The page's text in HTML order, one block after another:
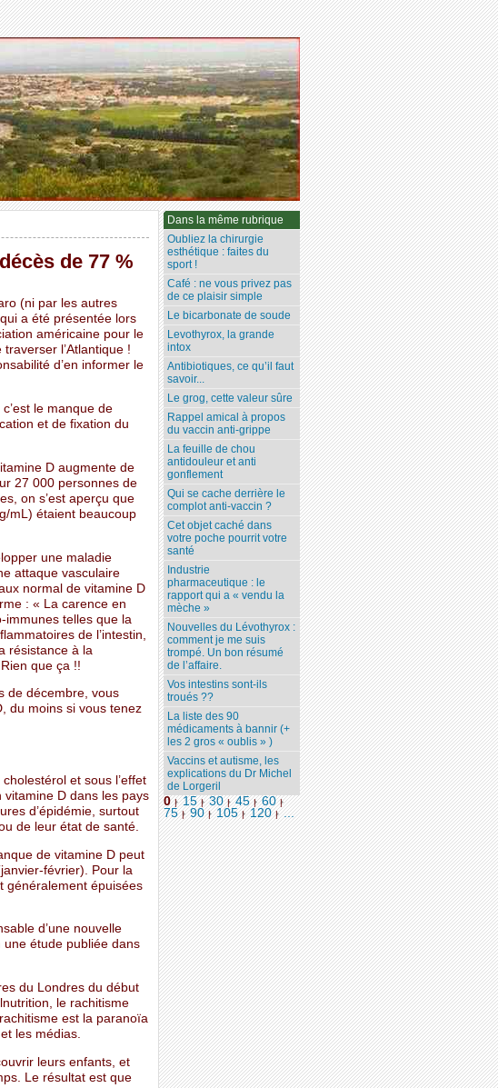
de 77 %
(ni par les autres
a été présentée lors
américaine pour le
l’Atlantique !
d’en informer le
le manque de
et de fixation du
D augmente de
27 000 personnes de
on s’est aperçu que
mL) étaient beaucoup
une maladie
attaque vasculaire
normal de vitamine D
: « La carence en
immunes telles que la
de l’intestin,
résistance à la
que ça !!
de décembre, vous
du moins si vous tenez
et sous l’effet
D dans les pays
d’épidémie, surtout
de leur état de santé.
de vitamine D peut
février). Pour la
généralement épuisées
d’une nouvelle
une étude publiée dans
du Londres du début
le rachitisme
est la paranoïa
les médias.
leurs enfants, et
Le résultat est que
Dans la même rubrique
Oubliez la chirurgie
esthétique : faites du
sport !
Café : ne vous privez pas
de ce plaisir simple
Le bicarbonate de soude
Levothyrox, la grande
intox
Antibiotiques, ce qu’il faut
savoir...
Le grog, cette valeur sûre
Rappel amical à propos
du vaccin anti-grippe
La feuille de chou
antidouleur et anti
gonflement
Qui se cache derrière le
complot anti-vaccin ?
Cet objet caché dans
votre poche pourrit votre
santé
Industrie
pharmaceutique : le
rapport qui a « vendu la
mèche »
Nouvelles du Lévothyrox :
comment je me suis
trompé. Un bon résumé
de l’affaire.
Vos intestins sont-ils
troués ??
La liste des 90
médicaments à bannir (+
les 2 gros « oublis » )
Vaccins et autisme, les
explications du Dr Michel
de Lorgeril
0 | 15 | 30 | 45 | 60 |
75 | 90 | 105 | 120 | ...